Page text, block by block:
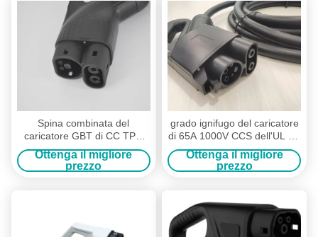
Spina combinata del
caricatore GBT di CC TPU
125A CCS di EV con la
lunghezza su misura
Ottenga il migliore
prezzo
grado ignifugo del caricatore
di 65A 1000V CCS dell'UL EV
del connettore combinato del
caricatore
Ottenga il migliore
prezzo